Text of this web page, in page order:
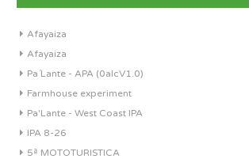
Afayaiza
Afayaiza
Pa´Lante - APA (0alcV1.0)
Farmhouse experiment
Pa'Lante - West Coast IPA
IPA 8-26
5ª MOTOTURISTICA